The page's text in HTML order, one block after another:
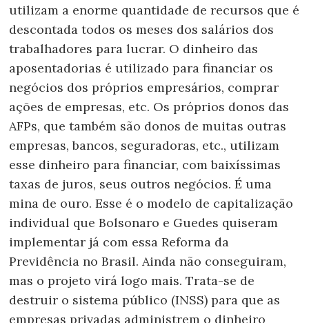
utilizam a enorme quantidade de recursos que é
descontada todos os meses dos salários dos
trabalhadores para lucrar. O dinheiro das
aposentadorias é utilizado para financiar os
negócios dos próprios empresários, comprar
ações de empresas, etc. Os próprios donos das
AFPs, que também são donos de muitas outras
empresas, bancos, seguradoras, etc., utilizam
esse dinheiro para financiar, com baixíssimas
taxas de juros, seus outros negócios. É uma
mina de ouro. Esse é o modelo de capitalização
individual que Bolsonaro e Guedes quiseram
implementar já com essa Reforma da
Previdência no Brasil. Ainda não conseguiram,
mas o projeto virá logo mais. Trata-se de
destruir o sistema público (INSS) para que as
empresas privadas administrem o dinheiro